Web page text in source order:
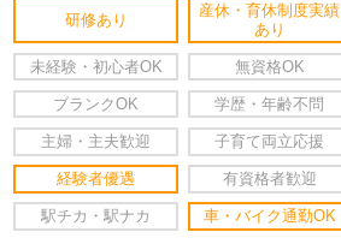
研修あり
産休・育休制度実績
あり
未経験・初心者OK 無資格OK
ブランクOK 学歴・年齢不問
主婦・主夫歓迎 子育て両立応援
経験者優遇 有資格者歓迎
駅チカ・駅ナカ 車・バイク通勤OK